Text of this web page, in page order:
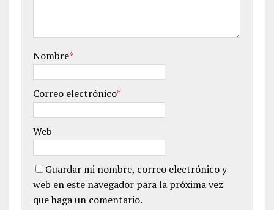
Nombre*
Correo electrónico*
Web
Guardar mi nombre, correo electrónico y
web en este navegador para la próxima vez
que haga un comentario.